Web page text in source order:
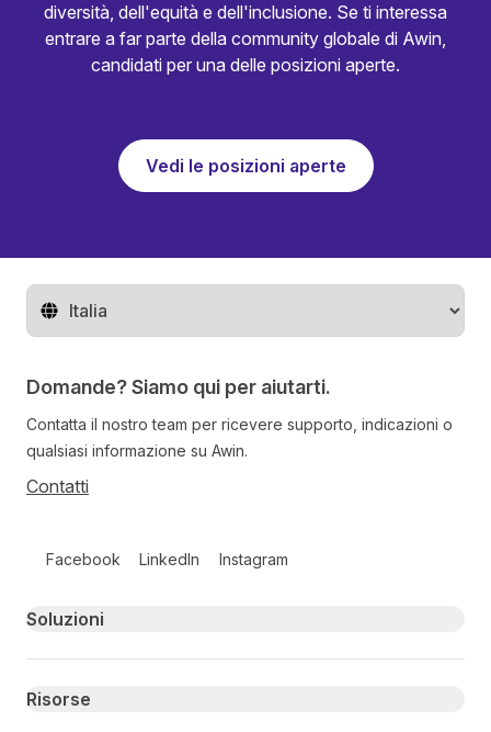
diversità, dell'equità e dell'inclusione. Se ti interessa
entrare a far parte della community globale di Awin,
candidati per una delle posizioni aperte.
Vedi le posizioni aperte
Cambia regione
Domande? Siamo qui per aiutarti.
Contatta il nostro team per ricevere supporto, indicazioni o
qualsiasi informazione su Awin.
Contatti
Facebook LinkedIn Instagram
Primary footer navigation
Soluzioni
Risorse